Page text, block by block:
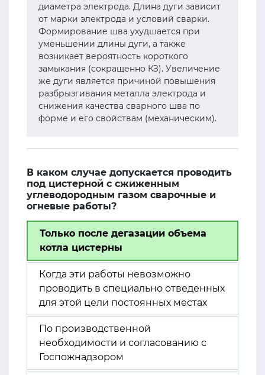
диаметра электрода. Длина дуги зависит
от марки электрода и условий сварки.
Формирование шва ухудшается при
уменьшении длины дуги, а также
возникает вероятность короткого
замыкания (сокращенно КЗ). Увеличение
же дуги является причиной повышения
разбрызгивания металла электрода и
снижения качества сварного шва по
форме и его свойствам (механическим).
В каком случае допускается проводить
под цистерной с сжиженным
углеводородным газом сварочные и
огневые работы?
Только после дегазации объема
котла цистерны
Когда эти работы невозможно
проводить в специально отведенных
для этой цели постоянных местах
По производственной
необходимости и согласованию с
Госпожнадзором